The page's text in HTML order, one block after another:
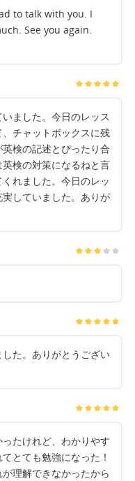
to talk with you. I
See you again.
ました。今日のレッス
チャットボックスに残
検の記述とぴったり合
検の対策になるねと言
れました。今日のレッ
していました。ありが
た。ありがとうござい
たけれど、わかりやす
とても勉強になった！
理解できなかったから